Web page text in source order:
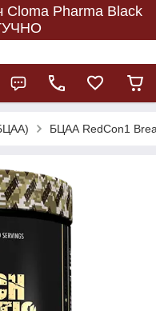
Pharma Black
БЦАА RedCon1